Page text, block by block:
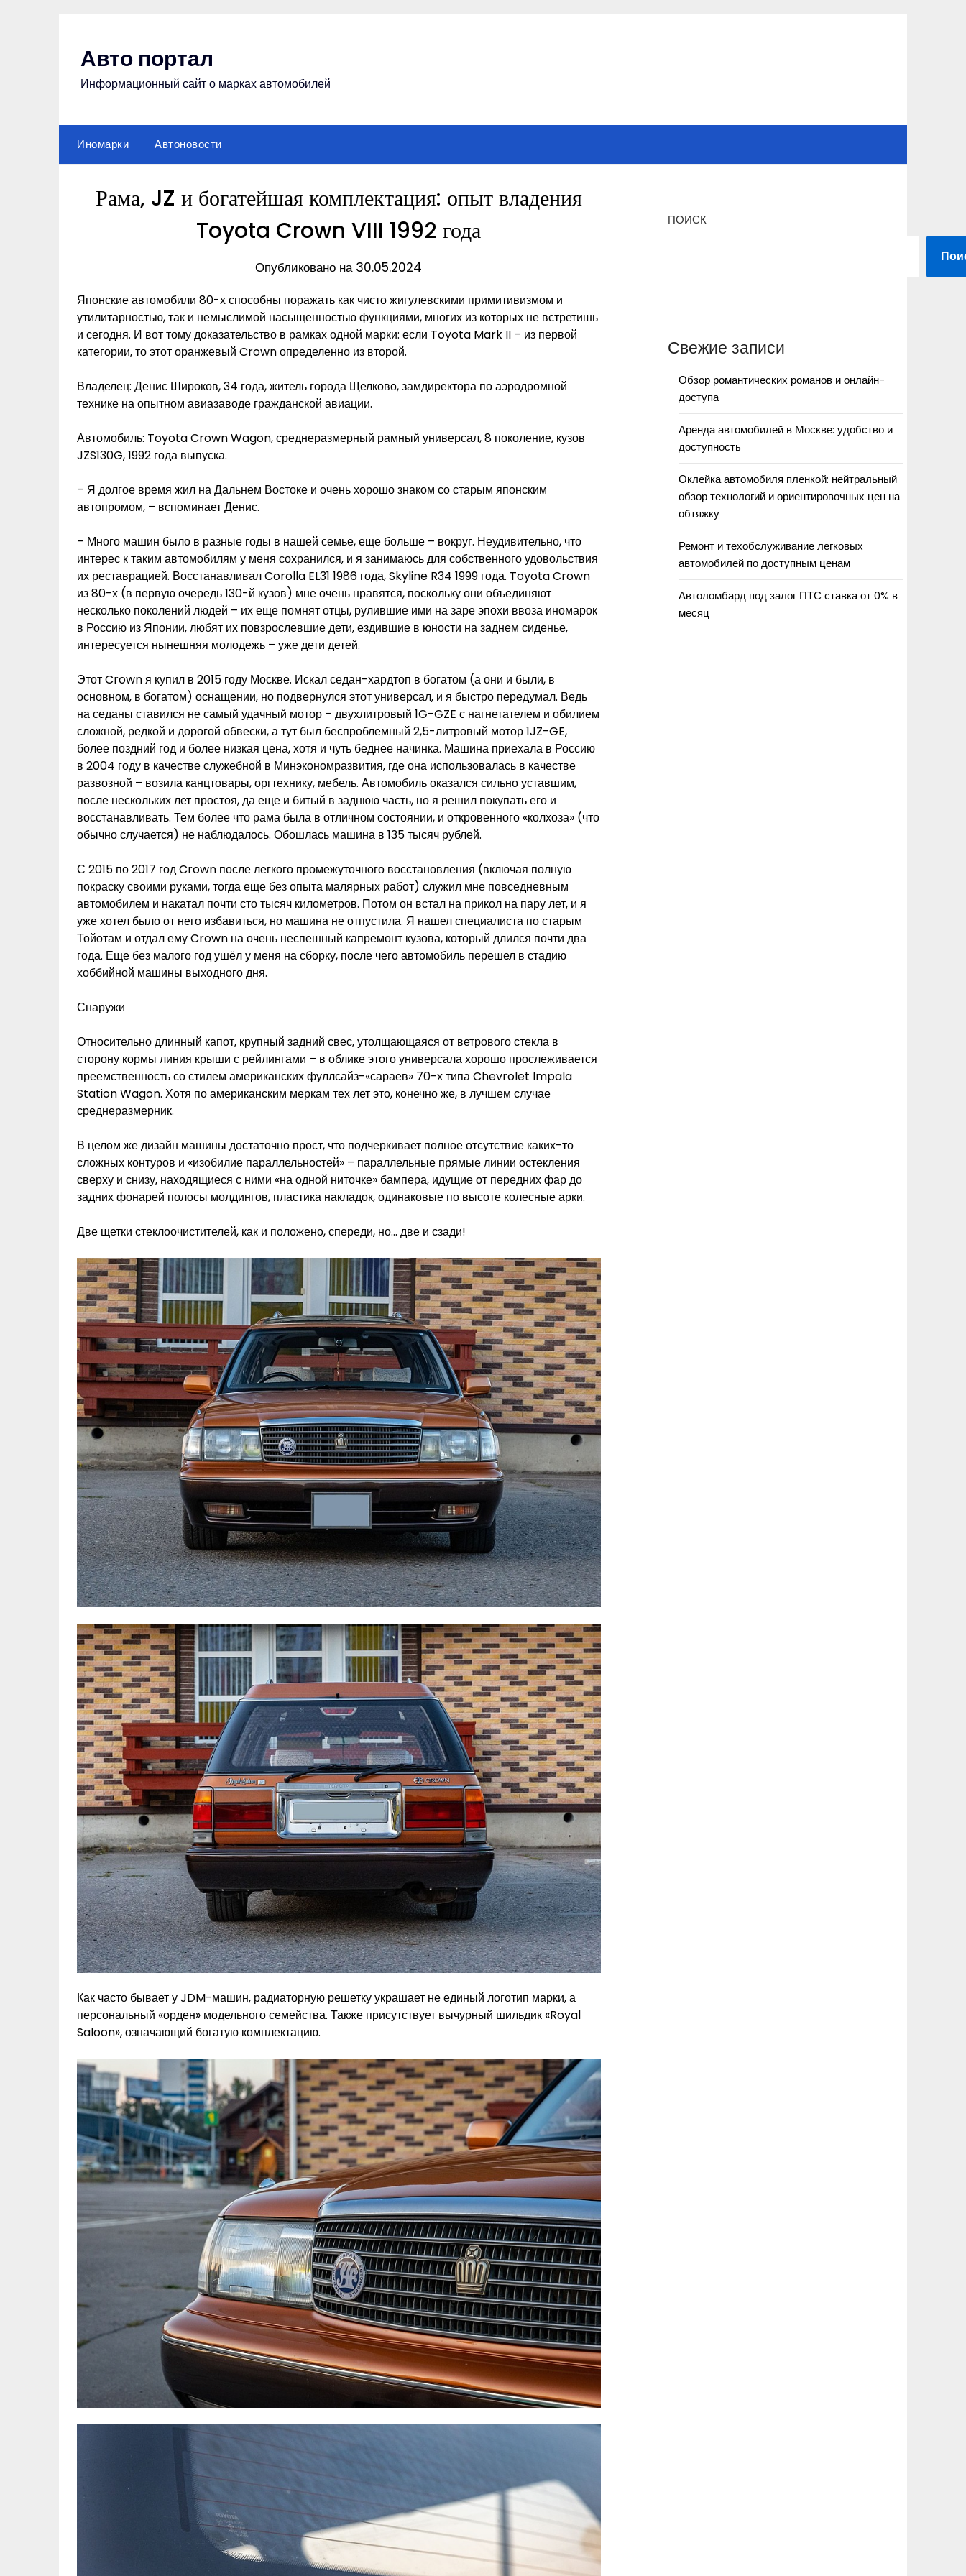
Авто портал
Информационный сайт о марках автомобилей
Иномарки Автоновости
Рама, JZ и богатейшая комплектация: опыт владения
Toyota Crown VIII 1992 года
Опубликовано на 30.05.2024
Японские автомобили 80-х способны поражать как чисто жигулевскими примитивизмом и
утилитарностью, так и немыслимой насыщенностью функциями, многих из которых не встретишь
и сегодня. И вот тому доказательство в рамках одной марки: если Toyota Mark II – из первой
категории, то этот оранжевый Crown определенно из второй.
Владелец: Денис Широков, 34 года, житель города Щелково, замдиректора по аэродромной
технике на опытном авиазаводе гражданской авиации.
Автомобиль: Toyota Crown Wagon, среднеразмерный рамный универсал, 8 поколение, кузов
JZS130G, 1992 года выпуска.
– Я долгое время жил на Дальнем Востоке и очень хорошо знаком со старым японским
автопромом, – вспоминает Денис.
– Много машин было в разные годы в нашей семье, еще больше – вокруг. Неудивительно, что
интерес к таким автомобилям у меня сохранился, и я занимаюсь для собственного удовольствия
их реставрацией. Восстанавливал Corolla EL31 1986 года, Skyline R34 1999 года. Toyota Crown
из 80-х (в первую очередь 130-й кузов) мне очень нравятся, поскольку они объединяют
несколько поколений людей – их еще помнят отцы, рулившие ими на заре эпохи ввоза иномарок
в Россию из Японии, любят их повзрослевшие дети, ездившие в юности на заднем сиденье,
интересуется нынешняя молодежь – уже дети детей.
Этот Crown я купил в 2015 году Москве. Искал седан-хардтоп в богатом (а они и были, в
основном, в богатом) оснащении, но подвернулся этот универсал, и я быстро передумал. Ведь
на седаны ставился не самый удачный мотор – двухлитровый 1G-GZE с нагнетателем и обилием
сложной, редкой и дорогой обвески, а тут был беспроблемный 2,5-литровый мотор 1JZ-GE,
более поздний год и более низкая цена, хотя и чуть беднее начинка. Машина приехала в Россию
в 2004 году в качестве служебной в Минэкономразвития, где она использовалась в качестве
развозной – возила канцтовары, оргтехнику, мебель. Автомобиль оказался сильно уставшим,
после нескольких лет простоя, да еще и битый в заднюю часть, но я решил покупать его и
восстанавливать. Тем более что рама была в отличном состоянии, и откровенного «колхоза» (что
обычно случается) не наблюдалось. Обошлась машина в 135 тысяч рублей.
С 2015 по 2017 год Crown после легкого промежуточного восстановления (включая полную
покраску своими руками, тогда еще без опыта малярных работ) служил мне повседневным
автомобилем и накатал почти сто тысяч километров. Потом он встал на прикол на пару лет, и я
уже хотел было от него избавиться, но машина не отпустила. Я нашел специалиста по старым
Тойотам и отдал ему Crown на очень неспешный капремонт кузова, который длился почти два
года. Еще без малого год ушёл у меня на сборку, после чего автомобиль перешел в стадию
хоббийной машины выходного дня.
Снаружи
Относительно длинный капот, крупный задний свес, утолщающаяся от ветрового стекла в
сторону кормы линия крыши с рейлингами – в облике этого универсала хорошо прослеживается
преемственность со стилем американских фуллсайз-«сараев» 70-х типа Chevrolet Impala
Station Wagon. Хотя по американским меркам тех лет это, конечно же, в лучшем случае
среднеразмерник.
В целом же дизайн машины достаточно прост, что подчеркивает полное отсутствие каких-то
сложных контуров и «изобилие параллельностей» – параллельные прямые линии остекления
сверху и снизу, находящиеся с ними «на одной ниточке» бампера, идущие от передних фар до
задних фонарей полосы молдингов, пластика накладок, одинаковые по высоте колесные арки.
Две щетки стеклоочистителей, как и положено, спереди, но… две и сзади!
Как часто бывает у JDM-машин, радиаторную решетку украшает не единый логотип марки, а
персональный «орден» модельного семейства. Также присутствует вычурный шильдик «Royal
Saloon», означающий богатую комплектацию.
ПОИСК
Свежие записи
Обзор романтических романов и онлайн-
доступа
Аренда автомобилей в Москве: удобство и
доступность
Оклейка автомобиля пленкой: нейтральный
обзор технологий и ориентировочных цен на
обтяжку
Ремонт и техобслуживание легковых
автомобилей по доступным ценам
Автоломбард под залог ПТС ставка от 0% в
месяц